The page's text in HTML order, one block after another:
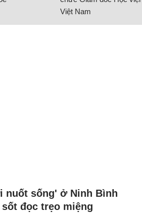
Việt Nam
nuốt sống' ở Ninh Bình
đọc trẹo miệng